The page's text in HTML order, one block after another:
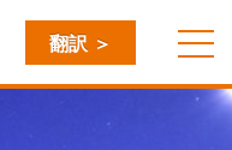
翻訳 ＞